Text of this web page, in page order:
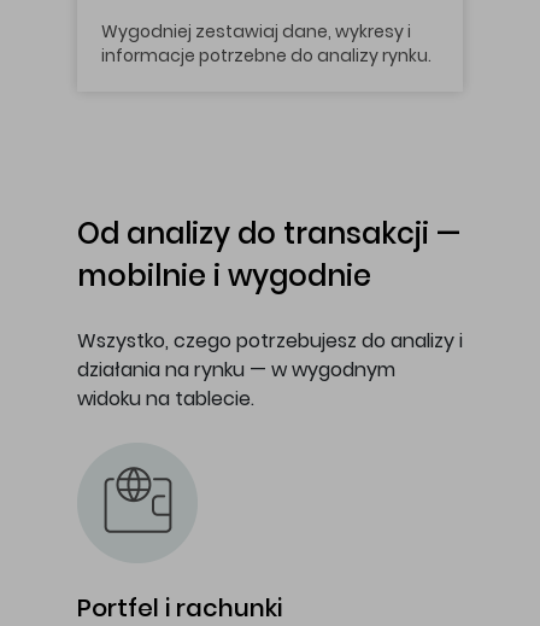
Wygodniej zestawiaj dane, wykresy i
informacje potrzebne do analizy rynku.
Od analizy do transakcji —
mobilnie i wygodnie
Wszystko, czego potrzebujesz do analizy i
działania na rynku — w wygodnym
widoku na tablecie.
Portfel i rachunki